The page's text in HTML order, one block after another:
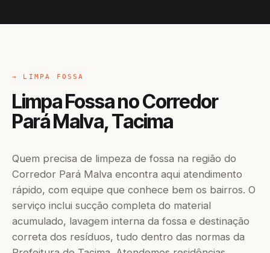
→ LIMPA FOSSA
Limpa Fossa no Corredor
Pará Malva, Tacima
Quem precisa de limpeza de fossa na região do
Corredor Pará Malva encontra aqui atendimento
rápido, com equipe que conhece bem os bairros. O
serviço inclui sucção completa do material
acumulado, lavagem interna da fossa e destinação
correta dos resíduos, tudo dentro das normas da